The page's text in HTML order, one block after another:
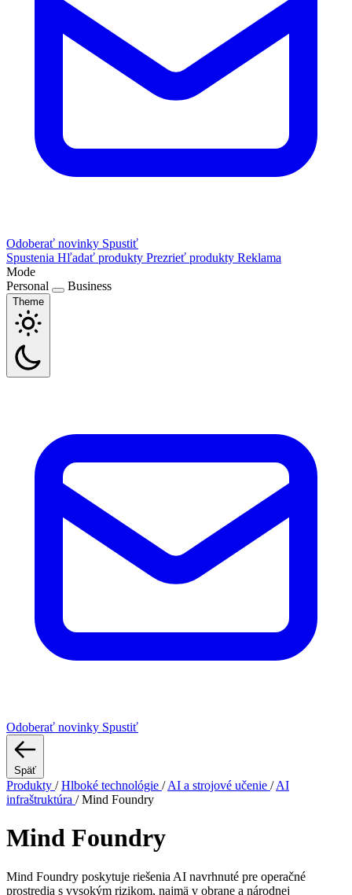
Odoberať novinky Spustiť
Spustenia Hľadať produkty Prezrieť produkty Reklama
Mode
Personal
Business
Theme
Odoberať novinky Spustiť
Späť
Produkty / Hlboké technológie / AI a strojové učenie / AI
infraštruktúra / Mind Foundry
Mind Foundry
Mind Foundry poskytuje riešenia AI navrhnuté pre operačné
prostredia s vysokým rizikom, najmä v obrane a národnej